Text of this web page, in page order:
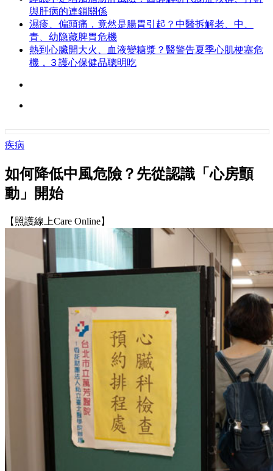
與肝病的連鎖關係
濕疹、偏頭痛，竟然是腸胃引起？中醫拆解老、中、
青、幼隐藏脾胃危機
熱到心臟開大火、血液變糖漿？醫警告夏季心肌梗塞危
機，３護心保健品聰明吃
疾病
如何降低中風危險？先從認識「心房顫
動」開始
【照護線上Care Online】